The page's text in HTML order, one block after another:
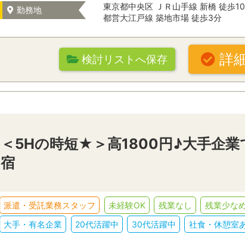
勤務地
東京都中央区 ＪＲ山手線 新橋 徒歩
都営大江戸線 築地市場 徒歩3分
検討リストへ保存 詳
＜5Hの時短★＞高1800円♪大手企
宿
派遣・受託業務スタッフ 未経験OK 残業なし 残業少な
大手・有名企業
20代活躍中 30代活躍中 社食・休憩室